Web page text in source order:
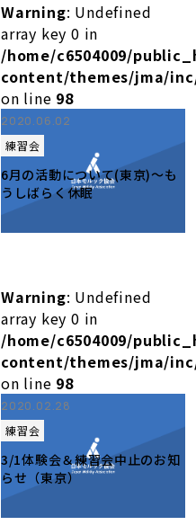
Warning: Undefined
array key 0 in
/home/c6504009/
content/themes/jma/
on line 98
2020.06.02
練習会
6月の活動について(東京)～も
うしばらく休眠
Warning: Undefined
array key 0 in
/home/c6504009/
content/themes/jma/
on line 98
2020.02.28
練習会
3/1体験会＆練習会中止のお知
らせ（東京）